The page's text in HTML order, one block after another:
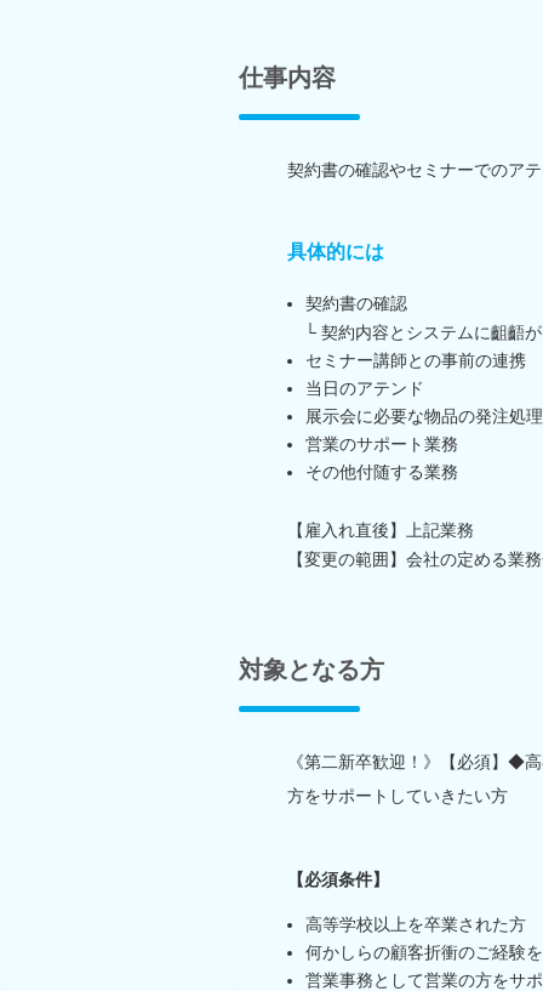
仕事内容
契約書の確認やセミナーでのア
具体的には
契約書の確認
└ 契約内容とシステムに齟齬
セミナー講師との事前の連携
当日のアテンド
展示会に必要な物品の発注処理
営業のサポート業務
その他付随する業務
【雇入れ直後】上記業務
【変更の範囲】会社の定める業
対象となる方
《第二新卒歓迎！》【必須】◆
方をサポートしていきたい方
【必須条件】
高等学校以上を卒業された方
何かしらの顧客折衝のご経験
営業事務として営業の方をサ